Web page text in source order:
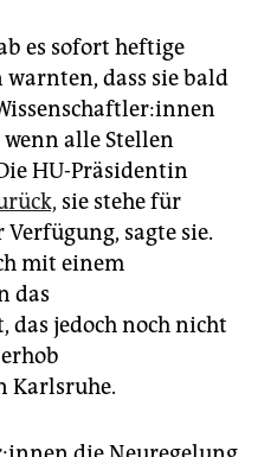
es sofort heftige
warnten, dass sie bald
alle Stellen
HU-Präsidentin
sie stehe für
sagte sie.
mit einem
das
das jedoch noch nicht
Karlsruhe.